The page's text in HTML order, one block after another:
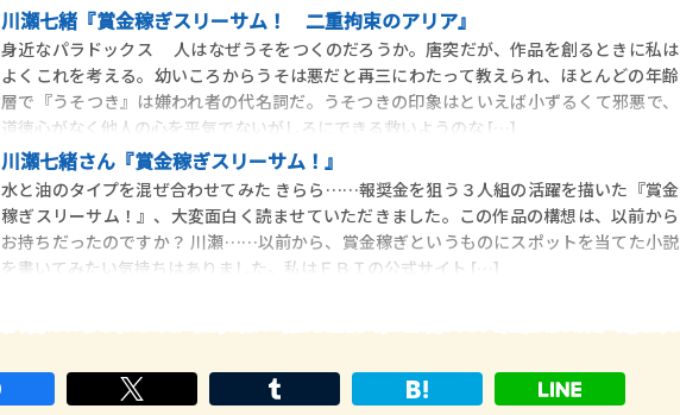
川瀬七緒『賞金稼ぎスリーサム！ 二重拘束のアリア』
身近なパラドックス 人はなぜうそをつくのだろうか。唐突だが、作品を創るときに私は
よくこれを考える。幼いころからうそは悪だと再三にわたって教えられ、ほとんどの年齢
層で『うそつき』は嫌われ者の代名詞だ。うそつきの印象はといえば小ずるくて邪悪で、
道徳心がなく他人の心を平気でないがしろにできる救いようのな […]
川瀬七緒さん『賞金稼ぎスリーサム！』
水と油のタイプを混ぜ合わせてみた きらら……報奨金を狙う３人組の活躍を描いた『賞金
稼ぎスリーサム！』、大変面白く読ませていただきました。この作品の構想は、以前から
お持ちだったのですか？ 川瀬……以前から、賞金稼ぎというものにスポットを当てた小説
を書いてみたい気持ちはありました。私はＦＢＩの公式サイト […]